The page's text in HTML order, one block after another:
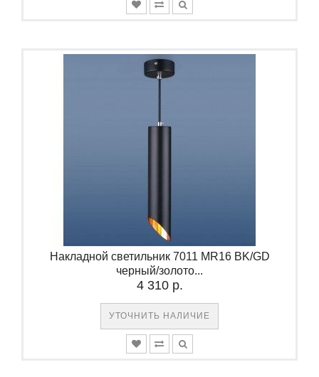
Накладной светильник 7011 MR16 BK/GD
черный/золото...
4 310 р.
УТОЧНИТЬ НАЛИЧИЕ